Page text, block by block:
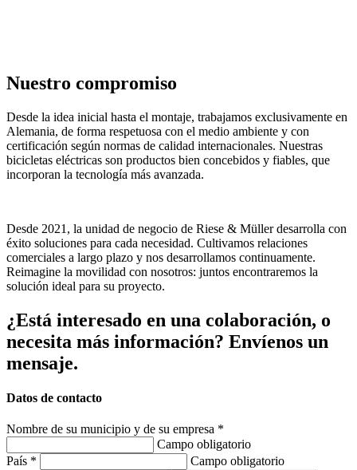
Nuestro compromiso
Desde la idea inicial hasta el montaje, trabajamos exclusivamente en
Alemania, de forma respetuosa con el medio ambiente y con
certificación según normas de calidad internacionales. Nuestras
bicicletas eléctricas son productos bien concebidos y fiables, que
incorporan la tecnología más avanzada.
Desde 2021, la unidad de negocio de Riese & Müller desarrolla con
éxito soluciones para cada necesidad. Cultivamos relaciones
comerciales a largo plazo y nos desarrollamos continuamente.
Reimagine la movilidad con nosotros: juntos encontraremos la
solución ideal para su proyecto.
¿Está interesado en una colaboración, o
necesita más información? Envíenos un
mensaje.
Datos de contacto
Nombre de su municipio y de su empresa *
Campo obligatorio
País *
Campo obligatorio